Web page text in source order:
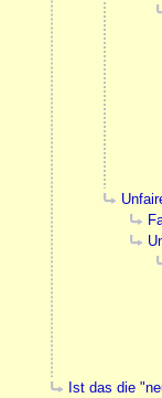
Ist das die